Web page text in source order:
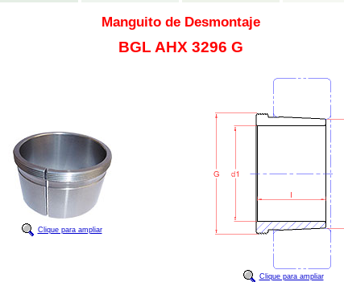
Manguito de Desmontaje
BGL AHX 3296 G
Clique para ampliar
Clique para ampliar